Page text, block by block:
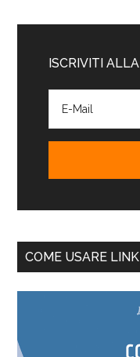
ISCRIVITI
COME USARE